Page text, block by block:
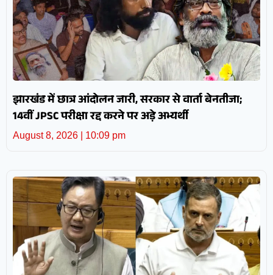
झारखंड में छात्र आंदोलन जारी, सरकार से वार्ता बेनतीजा;
14वीं JPSC परीक्षा रद्द करने पर अड़े अभ्यर्थी
August 8, 2026 10:09 pm